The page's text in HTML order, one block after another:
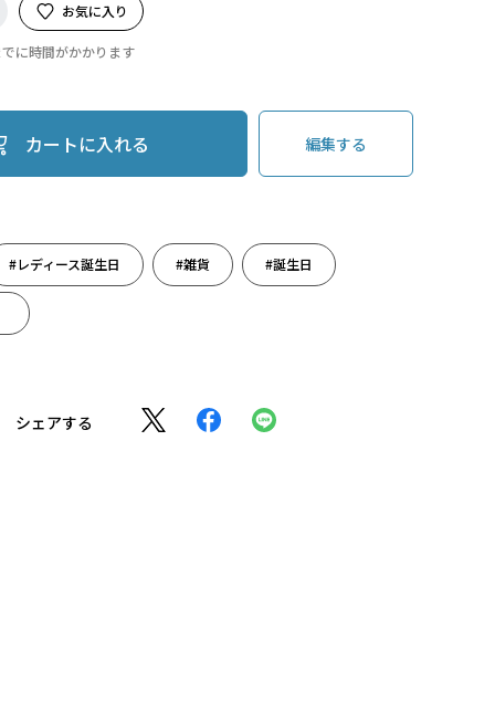
お気に入り
に時間がかかります
カートに入れる 編集する
#レディース誕生日 #雑貨 #誕生日
シェアする